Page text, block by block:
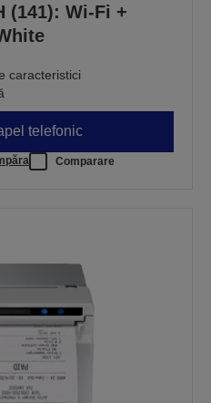
(141): Wi-Fi +
caracteristici
telefonic
Comparare